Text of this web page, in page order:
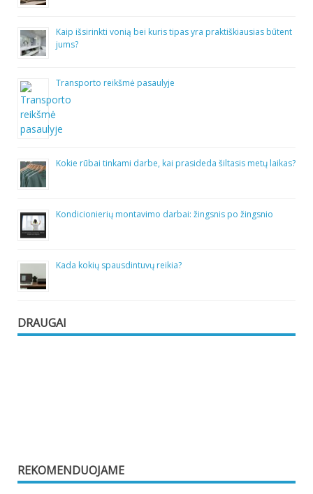
Kaip išsirinkti vonią bei kuris tipas yra praktiškiausias būtent
jums?
Transporto reikšmė pasaulyje
Kokie rūbai tinkami darbe, kai prasideda šiltasis metų laikas?
Kondicionierių montavimo darbai: žingsnis po žingsnio
Kada kokių spausdintuvų reikia?
DRAUGAI
REKOMENDUOJAME